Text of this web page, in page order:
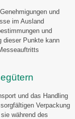
und
im Ausland
und
dieser Punkte kann
und das Handling
Verpackung
während des